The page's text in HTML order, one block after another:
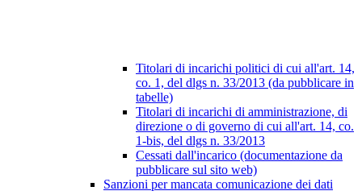
Titolari di incarichi politici di cui all'art. 14,
co. 1, del dlgs n. 33/2013 (da pubblicare in
tabelle)
Titolari di incarichi di amministrazione, di
direzione o di governo di cui all'art. 14, co.
1-bis, del dlgs n. 33/2013
Cessati dall'incarico (documentazione da
pubblicare sul sito web)
Sanzioni per mancata comunicazione dei dati